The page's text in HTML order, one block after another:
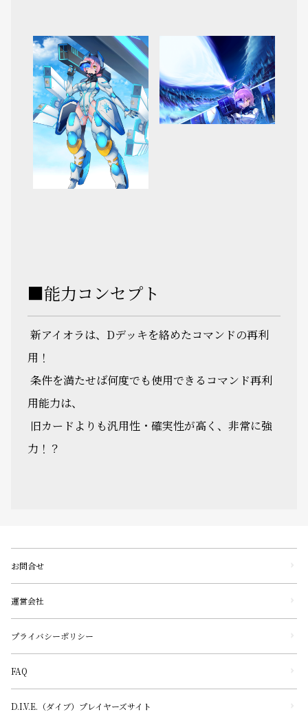
■能力コンセプト
新アイオラは、Dデッキを絡めたコマンドの再利
用！
条件を満たせば何度でも使用できるコマンド再利
用能力は、
旧カードよりも汎用性・確実性が高く、非常に強
力！？
お問合せ
運営会社
プライバシーポリシー
FAQ
D.I.V.E.（ダイブ）プレイヤーズサイト